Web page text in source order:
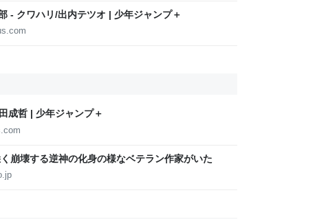
- クワハリ/出内テツオ | 少年ジャンプ＋
成哲 | 少年ジャンプ＋
崩壊する逆神の化身の様なベテラン作家がいた